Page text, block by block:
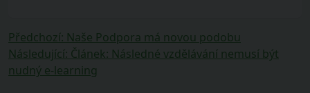
Navigace
pro
příspěvek
Předchozí: Předchozí
příspěvek:
Naše Podpora má novou podobu
Následující: Následující
příspěvek:
Článek: Následné vzdělávání nemusí být
nudný e-learning